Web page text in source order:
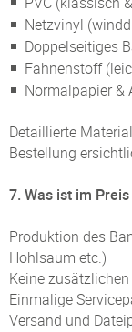
Netzvinyl
Doppelseitiges
Fahnenstoff
Normalpapier &
Detaillierte
Bestellung
7. Was ist im
Produktion des
Hohlsaum etc.)
Keine
Einmalige
Versand und